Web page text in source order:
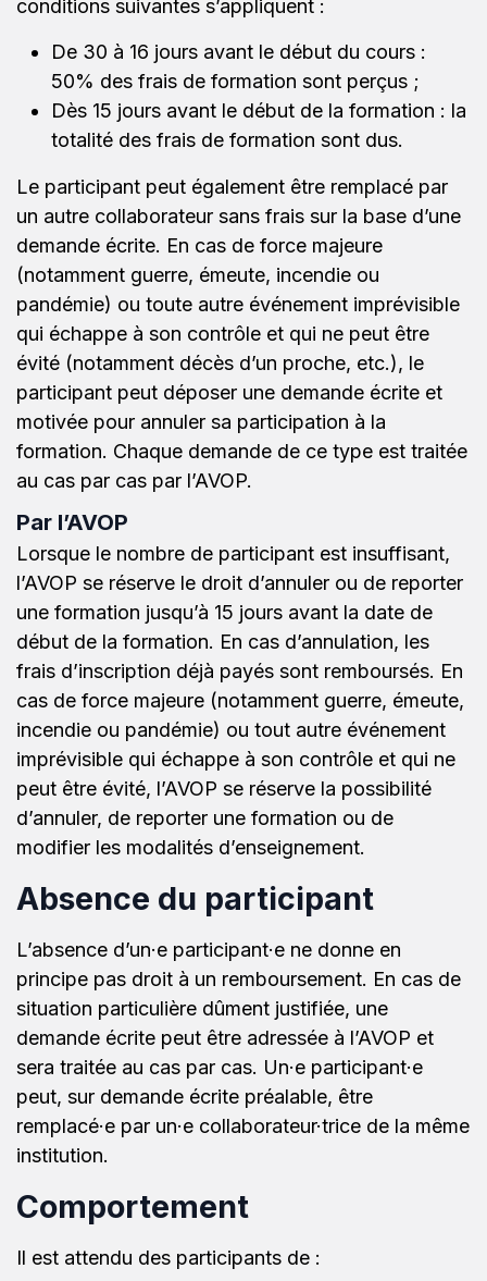
conditions suivantes s’appliquent :
De 30 à 16 jours avant le début du cours :
50% des frais de formation sont perçus ;
Dès 15 jours avant le début de la formation : la
totalité des frais de formation sont dus.
Le participant peut également être remplacé par
un autre collaborateur sans frais sur la base d’une
demande écrite. En cas de force majeure
(notamment guerre, émeute, incendie ou
pandémie) ou toute autre événement imprévisible
qui échappe à son contrôle et qui ne peut être
évité (notamment décès d’un proche, etc.), le
participant peut déposer une demande écrite et
motivée pour annuler sa participation à la
formation. Chaque demande de ce type est traitée
au cas par cas par l’AVOP.
Par ​l’AVOP
Lorsque le nombre de participant est insuffisant,
l’AVOP se réserve le droit d’annuler ou de reporter
une formation jusqu’à 15 jours avant la date de
début de la formation. En cas d’annulation, les
frais d’inscription déjà payés sont remboursés. En
cas de force majeure (notamment guerre, émeute,
incendie ou pandémie) ou tout autre événement
imprévisible qui échappe à son contrôle et qui ne
peut être évité, l’AVOP se réserve la possibilité
d’annuler, de reporter une formation ou de
modifier les modalités d’enseignement.
Absence du participant
L’absence d’un·e participant·e ne donne en
principe pas droit à un remboursement. En cas de
situation particulière dûment justifiée, une
demande écrite peut être adressée à l’AVOP et
sera traitée au cas par cas. Un·e participant·e
peut, sur demande écrite préalable, être
remplacé·e par un·e collaborateur·trice de la même
institution.
Comportement
Il est attendu des participants de :